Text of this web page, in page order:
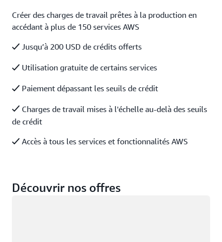
Créer des charges de travail prêtes à la production en
accédant à plus de 150 services AWS
Jusqu’à 200 USD de crédits offerts
Utilisation gratuite de certains services
Paiement dépassant les seuils de crédit
Charges de travail mises à l'échelle au-delà des seuils
de crédit
Accès à tous les services et fonctionnalités AWS
Découvrir nos offres